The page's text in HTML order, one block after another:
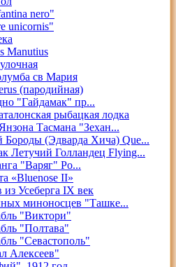
nero"
unicornis"
Manutius
св Мария
(пародийная)
"Гайдамак" пр...
рыбацкая лодка
Тасмана "Зехан...
Бороды (Эдварда Хича) Que...
Летучий Голландец Flying...
"Варяг" Ро...
«Bluenose II»
Усеберга IX век
миноносцев "Ташке...
"Виктори"
"Полтава"
"Севастополь"
Алексеев"